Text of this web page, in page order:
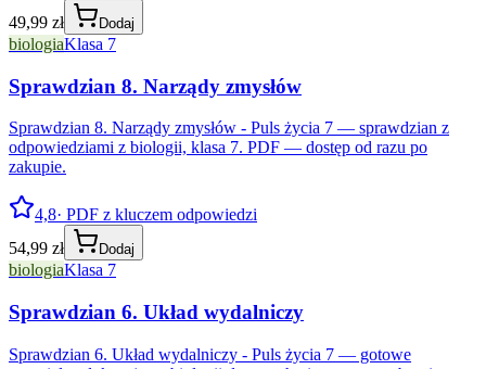
49,99 zł
Dodaj
biologiaKlasa 7
Sprawdzian 8. Narządy zmysłów
Sprawdzian 8. Narządy zmysłów - Puls życia 7 — sprawdzian z
odpowiedziami z biologii, klasa 7. PDF — dostęp od razu po
zakupie.
4,8· PDF z kluczem odpowiedzi
54,99 zł
Dodaj
biologiaKlasa 7
Sprawdzian 6. Układ wydalniczy
Sprawdzian 6. Układ wydalniczy - Puls życia 7 — gotowe